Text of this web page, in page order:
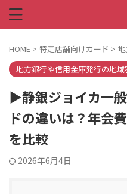
HOME > 特定店舗向けカード >
地方銀行や信用金庫発行の地域
▶静銀ジョイカ一
ドの違いは？年会
を比較
2026年6月4日